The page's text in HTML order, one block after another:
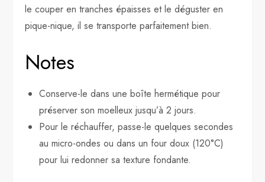
le couper en tranches épaisses et le déguster en
pique-nique, il se transporte parfaitement bien.
Notes
Conserve-le dans une boîte hermétique pour
préserver son moelleux jusqu’à 2 jours.
Pour le réchauffer, passe-le quelques secondes
au micro-ondes ou dans un four doux (120°C)
pour lui redonner sa texture fondante.